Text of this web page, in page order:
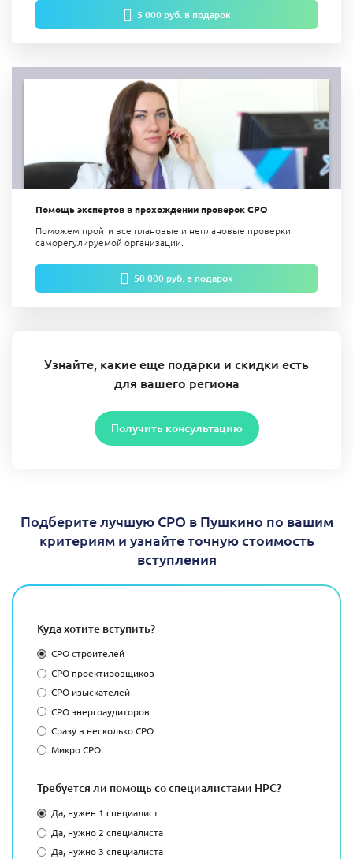
5 000 руб. в подарок
Помощь экспертов в прохождении проверок СРО
Поможем пройти все плановые и неплановые проверки
саморегулируемой организации.
50 000 руб. в подарок
Узнайте, какие еще подарки и скидки есть
для вашего региона
Получить консультацию
Подберите лучшую СРО в Пушкино по вашим
критериям и узнайте точную стоимость
вступления
Куда хотите вступить?
СРО строителей
СРО проектировщиков
СРО изыскателей
СРО энергоаудиторов
Сразу в несколько СРО
Микро СРО
Требуется ли помощь со специалистами НРС?
Да, нужен 1 специалист
Да, нужно 2 специалиста
Да, нужно 3 специалиста